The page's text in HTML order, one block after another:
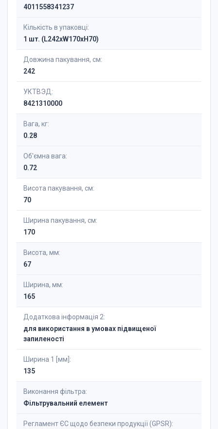
4011558341237
Кількість в упаковці:
1 шт. (L242xW170xH70)
Довжина пакування, см:
242
УКТВЭД:
8421310000
Вага, кг:
0.28
Об'ємна вага:
0.72
Висота пакування, см:
70
Ширина пакування, см:
170
Висота, мм:
67
Ширина, мм:
165
Додаткова інформація 2:
для використання в умовах підвищеної
запиленості
Ширина 1 [мм]:
135
Виконання фільтра:
Фільтрувальний елемент
Регламент ЄС щодо безпеки продукції (GPSR):